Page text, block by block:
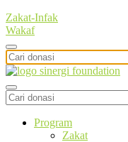
Zakat-Infak
Wakaf
Program
Zakat